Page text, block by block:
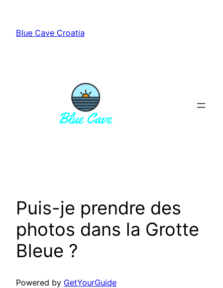
contenu
Blue Cave Croatia
Puis-je prendre des
photos dans la Grotte
Bleue ?
Powered by GetYourGuide